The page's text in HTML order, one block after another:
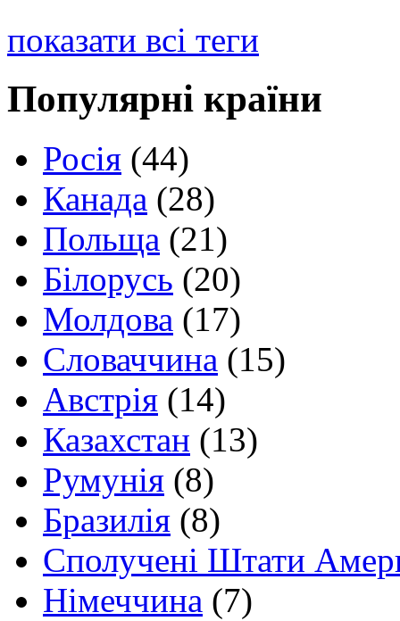
показати всі теги
Популярні країни
Росія (44)
Канада (28)
Польща (21)
Білорусь (20)
Молдова (17)
Словаччина (15)
Австрія (14)
Казахстан (13)
Румунія (8)
Бразилія (8)
Сполучені Штати
Німеччина (7)